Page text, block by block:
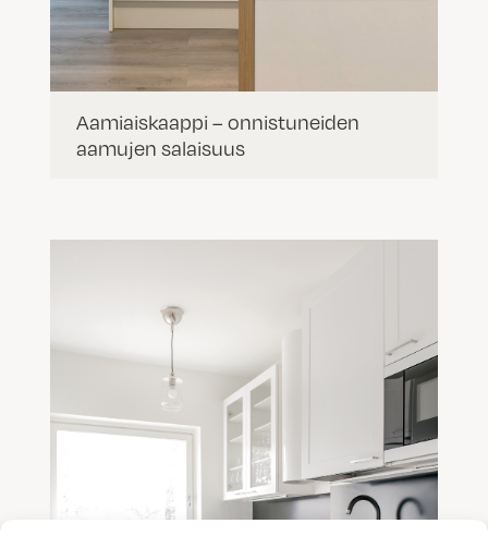
Aamiaiskaappi – onnistuneiden
aamujen salaisuus